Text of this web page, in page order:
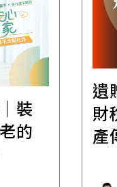
裝
的
遺
財
產